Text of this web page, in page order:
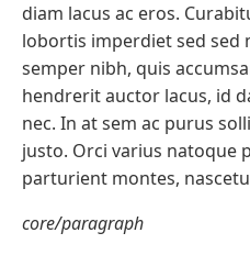
diam lacus ac eros.
lobortis imperdiet sed sed
semper nibh, quis
hendrerit auctor lacus, id
nec. In at sem ac purus
justo. Orci varius natoque
parturient montes,
core/paragraph